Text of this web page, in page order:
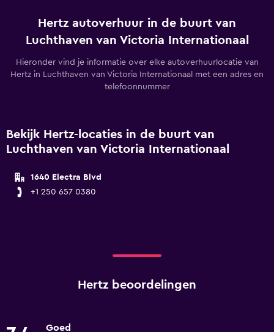
Hertz autoverhuur in de buurt van
Luchthaven van Victoria Internationaal
Hieronder vind je informatie over elke autoverhuurlocatie van
Hertz in Luchthaven van Victoria Internationaal met een adres en
telefoonnummer
Bekijk Hertz-locaties in de buurt van
Luchthaven van Victoria Internationaal
1640 Electra Blvd
+1 250 657 0380
Hertz beoordelingen
Goed